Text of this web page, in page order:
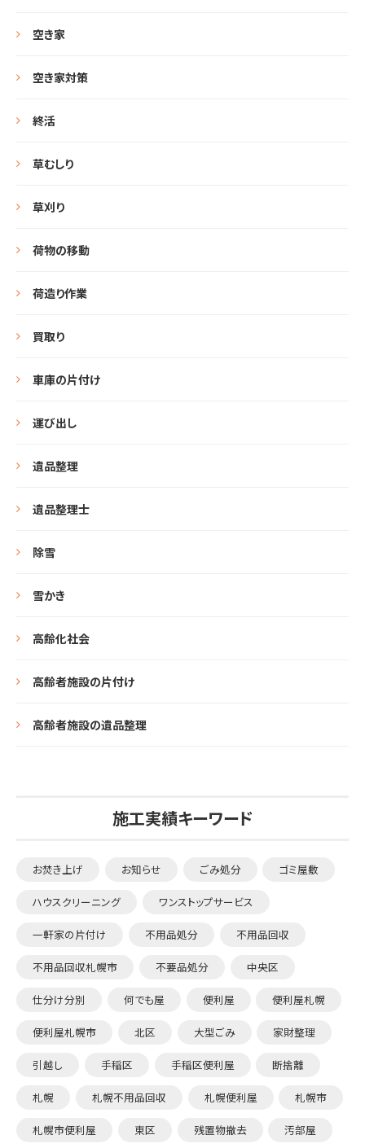
空き家
空き家対策
終活
草むしり
草刈り
荷物の移動
荷造り作業
買取り
車庫の片付け
運び出し
遺品整理
遺品整理士
除雪
雪かき
高齢化社会
高齢者施設の片付け
高齢者施設の遺品整理
施工実績キーワード
お焚き上げ お知らせ ごみ処分 ゴミ屋敷
ハウスクリーニング ワンストップサービス
一軒家の片付け 不用品処分 不用品回収
不用品回収札幌市 不要品処分 中央区
仕分け分別 何でも屋 便利屋 便利屋札幌
便利屋札幌市 北区 大型ごみ 家財整理
引越し 手稲区 手稲区便利屋 断捨離
札幌 札幌不用品回収 札幌便利屋 札幌市
札幌市便利屋 東区 残置物撤去 汚部屋